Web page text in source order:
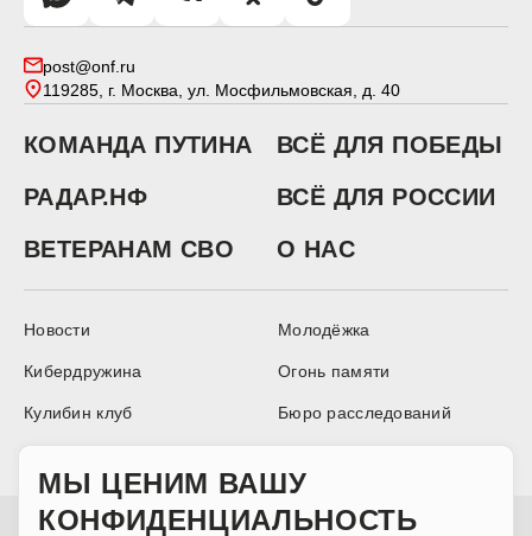
post@onf.ru
119285, г. Москва, ул. Мосфильмовская, д. 40
КОМАНДА ПУТИНА
ВСЁ ДЛЯ ПОБЕДЫ
РАДАР.НФ
ВСЁ ДЛЯ РОССИИ
ВЕТЕРАНАМ СВО
О НАС
Новости Молодёжка
Кибердружина Огонь памяти
Кулибин клуб Бюро расследований
Сетевое издание Информационный ресурс ОБЩЕРОССИЙСКОГО
МЫ ЦЕНИМ ВАШУ
КОНФИДЕНЦИАЛЬНОСТЬ